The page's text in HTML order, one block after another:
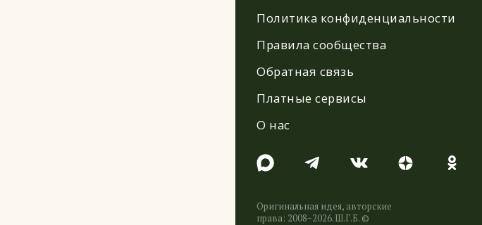
Политика конфиденциальности
Правила сообщества
Обратная связь
Платные сервисы
О нас
Оригинальная идея, авторские
права: 2008−2026. Ш.Г.Б. ©